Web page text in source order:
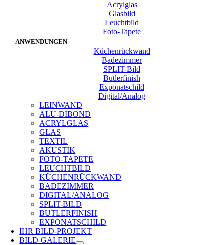
Acrylglas
Glasbild
Leuchtbild
Foto-Tapete
ANWENDUNGEN
Küchenrückwand
Badezimmer
SPLIT-Bild
Butlerfinish
Exponatschild
Digital/Analog
LEINWAND
ALU-DIBOND
ACRYLGLAS
GLAS
TEXTIL
AKUSTIK
FOTO-TAPETE
LEUCHTBILD
KÜCHENRÜCKWAND
BADEZIMMER
DIGITAL/ANALOG
SPLIT-BILD
BUTLERFINISH
EXPONATSCHILD
IHR BILD-PROJEKT
BILD-GALERIE